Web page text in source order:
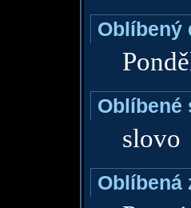
Oblíbený
Oblíbené
slovo
Oblíbená